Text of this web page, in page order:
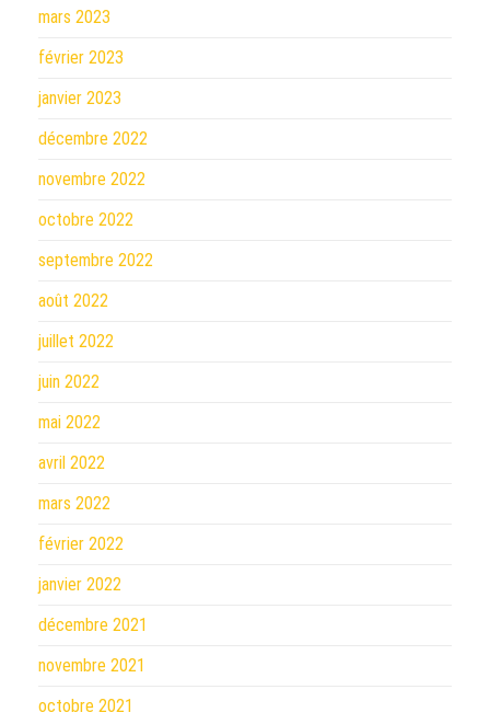
mars 2023
février 2023
janvier 2023
décembre 2022
novembre 2022
octobre 2022
septembre 2022
août 2022
juillet 2022
juin 2022
mai 2022
avril 2022
mars 2022
février 2022
janvier 2022
décembre 2021
novembre 2021
octobre 2021